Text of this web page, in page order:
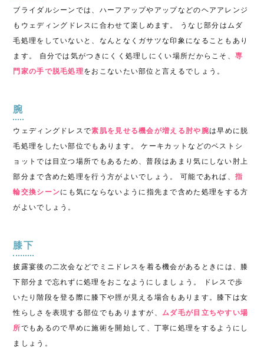
ブライダルシーンでは、ハーフアップやアップなどのヘアアレンジ
も ウェディングドレス に合わせて楽しめます。 うなじ部分はムダ
毛処理をしていないと、なんとなくガサツな印象になることもあり
ます。 自分では気がつきにくく処理しにくい場所だからこそ、専
門家の手で脱毛処理をおこないたい部位と言えるでしょう。
腕
ウェディングドレスで素肌を見せる機会が増える 肘や腕は早めに脱
毛処理をしたい部位でもあります。 ケーキカットなどのベストシ
ョットでは目立つ場所でもあるため、普段はあまり気にしない肘上
部分まで含めた処理を行う方がよいでしょう。 可能であれば、指
輪交換シーンにも気にならないように指先まで含めた処理をする方
がよいでしょう。
膝下
披露宴後の二次会などで ミニ ドレスを着る機会があるときには、膝
下部分まで忘れずに処理をおこなようにしましょう。
ドレスで歩
いたり階段を登る際に膝下や脛が見える場合もあります。膝下は女
性らしさを表現する部位でもありますが、ムダ毛が目立ちやすい場
所でもあるので早めに施術を開始して、丁寧に処理をするようにし
ましょう。